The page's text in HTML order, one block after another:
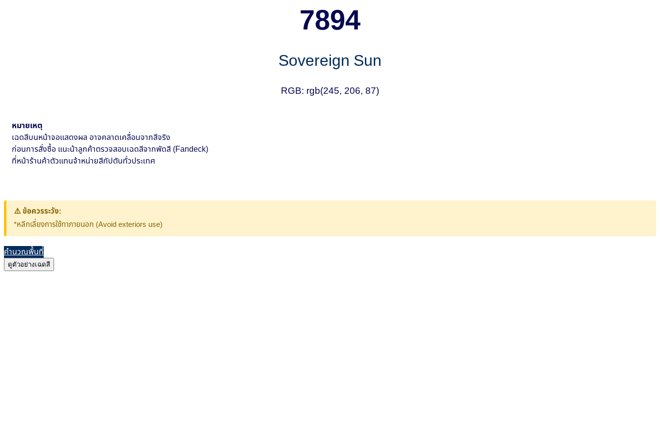
7894
Sovereign Sun
RGB: rgb(245, 206, 87)
หมายเหตุ
เฉดสีบนหน้าจอแสดงผล อาจคลาดเคลื่อนจากสีจริง
ก่อนการสั่งซื้อ แนะน้าลูกค้าตรวจสอบเฉดสีจากพัดสี (Fandeck)
ที่หน้าร้านค้าตัวแทนจ้าหน่ายสีกัปตันทั่วประเทศ
⚠️ ข้อควรระวัง:
*หลีกเลี่ยงการใช้ทาภายนอก (Avoid exteriors use)
คำนวณพื้นที่
ดูตัวอย่างเฉดสี